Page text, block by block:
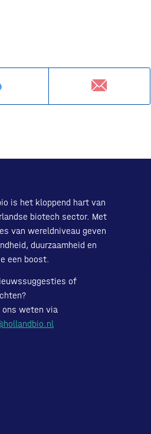
is het kloppend hart van
biotech sector. Met
van wereldniveau geven
duurzaamheid en
een boost.
of
ons weten via